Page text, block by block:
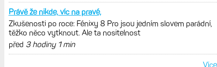
Garmin poprvé překonal hranici
300 dolarů. Cena akcií za devět
měsíců výrazně vzrostla